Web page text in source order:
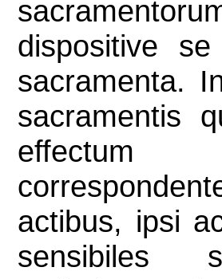
dispositive
sacramenta.
sacramentis
effectum
actibus, ipsi
sensibiles